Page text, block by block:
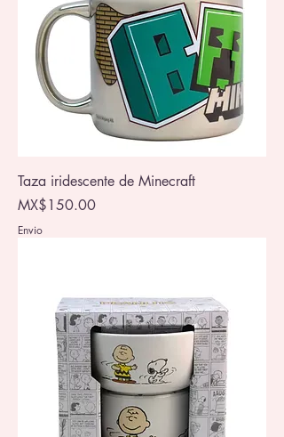
Taza iridescente de Minecraft
Price
MX$150.00
Envio